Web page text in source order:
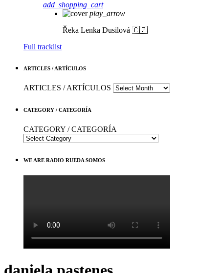
add_shopping_cart
play_arrow
Řeka Lenka Dusilová 🇨🇿
Full tracklist
ARTICLES / ARTÍCULOS
ARTICLES / ARTÍCULOS
CATEGORY / CATEGORÍA
CATEGORY / CATEGORÍA
WE ARE RADIO RUEDA SOMOS